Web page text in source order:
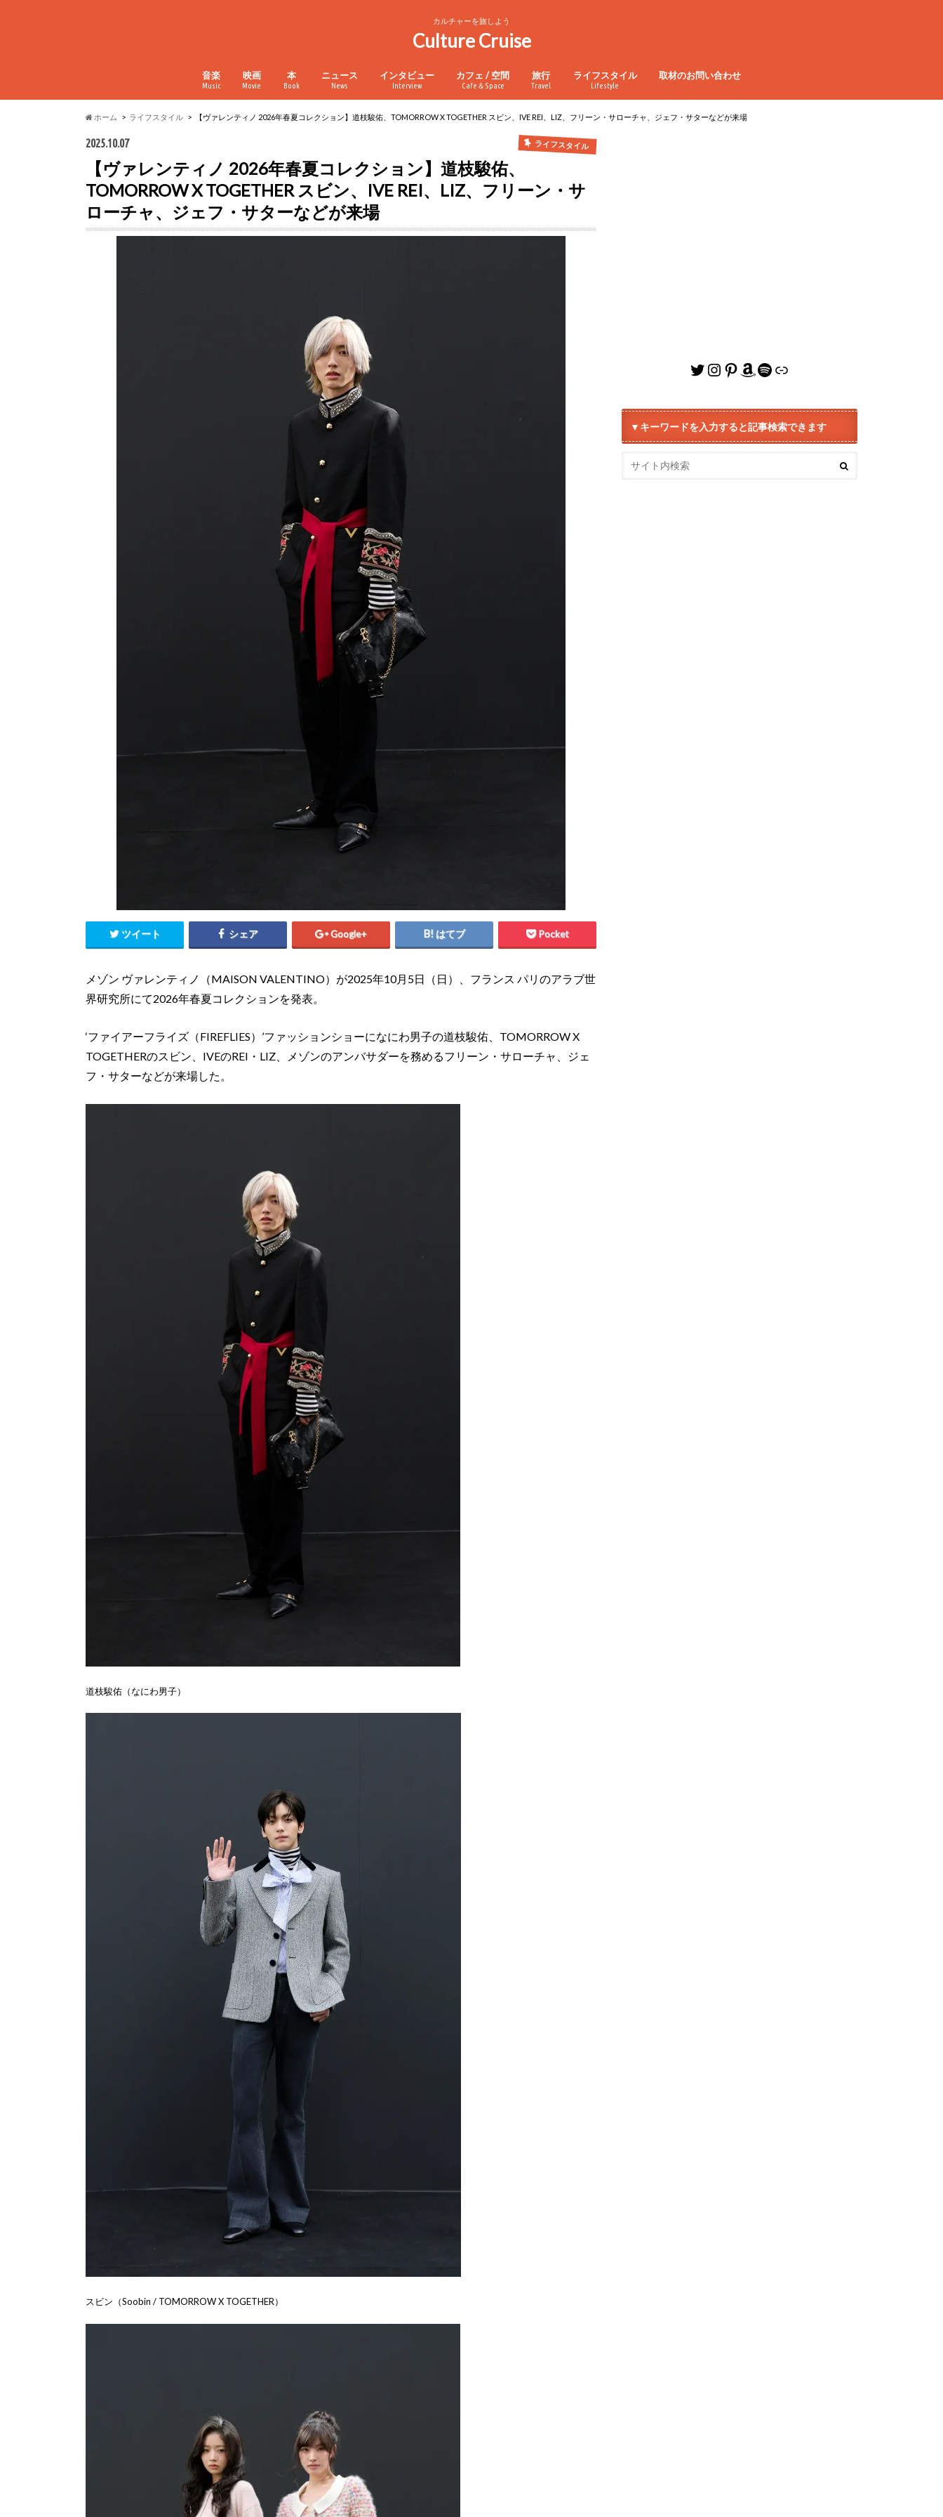
カルチャーを旅しよう
Culture Cruise
音楽
Music
映画
Movie
本
Book
ニュース
News
インタビュー
Interview
カフェ / 空間
Cafe＆Space
旅行
Travel
ライフスタイル
Lifestyle
取材のお問い合わせ
ホーム ライフスタイル 【ヴァレンティノ 2026年春夏コレクション】道枝駿佑、TOMORROW X TOGETHER スビン、IVE REI、LIZ、フリーン・サローチャ、ジェフ・サターなどが来場
2025.10.07 ライフスタイル
【ヴァレンティノ 2026年春夏コレクション】道枝駿佑、
TOMORROW X TOGETHER スビン、IVE REI、LIZ、フリーン・サ
ローチャ、ジェフ・サターなどが来場
ツイート シェア Google+ はてブ Pocket
メゾン ヴァレンティノ（MAISON VALENTINO）が2025年10月5日（日）、フランス パリのアラブ世
界研究所にて2026年春夏コレクションを発表。
‘ファイアーフライズ（FIREFLIES）’ファッションショーになにわ男子の道枝駿佑、TOMORROW X
TOGETHERのスビン、IVEのREI・LIZ、メゾンのアンバサダーを務めるフリーン・サローチャ、ジェ
フ・サターなどが来場した。
道枝駿佑（なにわ男子）
スビン（Soobin / TOMORROW X TOGETHER）
Twitter
Instagram
Pinterest
Amazon
Spotify
リンク
▼キーワードを入力すると記事検索できます